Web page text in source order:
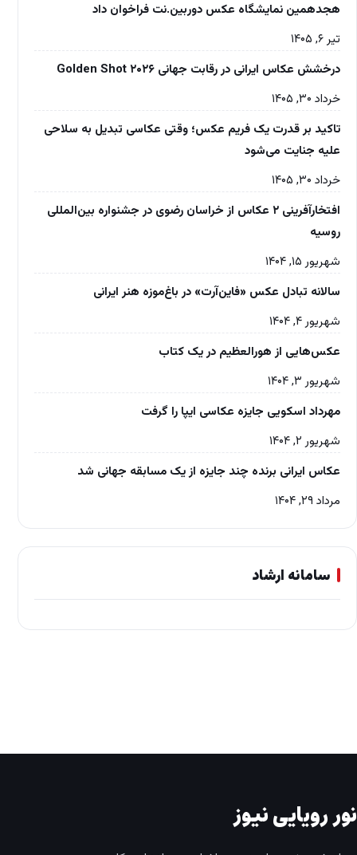
هجدهمین نمایشگاه عکس دوربین.نت فراخوان داد
تیر ۶, ۱۴۰۵
درخشش عکاس ایرانی در رقابت جهانی Golden Shot ۲۰۲۶
خرداد ۳۰, ۱۴۰۵
تاکید بر قدرت یک فریم عکس؛ وقتی عکاسی تبدیل به سلاحی
علیه جنایت می‌شود
خرداد ۳۰, ۱۴۰۵
افتخارآفرینی ۲ عکاس از خراسان رضوی در جشنواره بین‌المللی
روسیه
شهریور ۱۵, ۱۴۰۴
سالانه تبادل عکس «فاین‌آرت» در باغ‌موزه‌ هنر ایرانی
شهریور ۴, ۱۴۰۴
عکس‌هایی از هورالعظیم در یک کتاب
شهریور ۳, ۱۴۰۴
مهرداد اسکویی جایزه عکاسی ایپا را گرفت
شهریور ۲, ۱۴۰۴
عکاس ایرانی برنده چند جایزه از یک مسابقه جهانی شد
مرداد ۲۹, ۱۴۰۴
سامانه ارشاد
نور رویایی نیوز